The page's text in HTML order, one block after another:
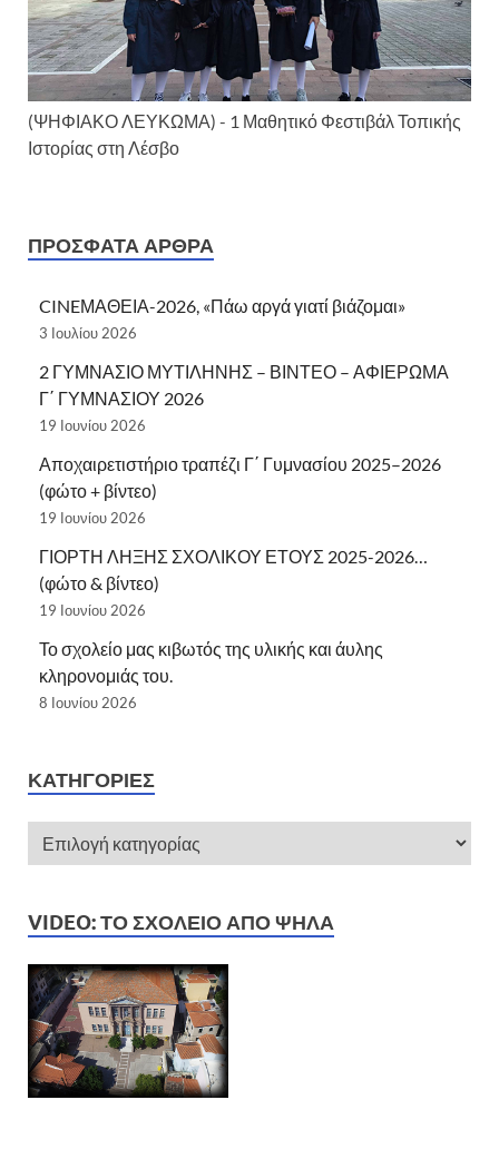
(ΨΗΦΙΑΚΟ ΛΕΥΚΩΜΑ) - 1 Μαθητικό Φεστιβάλ Τοπικής
Ιστορίας στη Λέσβο
ΠΡΌΣΦΑΤΑ ΆΡΘΡΑ
CINEΜΑΘΕΙΑ-2026, «Πάω αργά γιατί βιάζομαι»
3 Ιουλίου 2026
2 ΓΥΜΝΑΣΙΟ ΜΥΤΙΛΗΝΗΣ – ΒΙΝΤΕΟ – ΑΦΙΕΡΩΜΑ
Γ΄ ΓΥΜΝΑΣΙΟΥ 2026
19 Ιουνίου 2026
Αποχαιρετιστήριο τραπέζι Γ΄ Γυμνασίου 2025–2026
(φώτο + βίντεο)
19 Ιουνίου 2026
ΓΙΟΡΤΗ ΛΗΞΗΣ ΣΧΟΛΙΚΟΥ ΕΤΟΥΣ 2025-2026…
(φώτο & βίντεο)
19 Ιουνίου 2026
Το σχολείο μας κιβωτός της υλικής και άυλης
κληρονομιάς του.
8 Ιουνίου 2026
ΚΑΤΗΓΟΡΊΕΣ
VIDEO: ΤΟ ΣΧΟΛΕΊΟ ΑΠΌ ΨΗΛΆ